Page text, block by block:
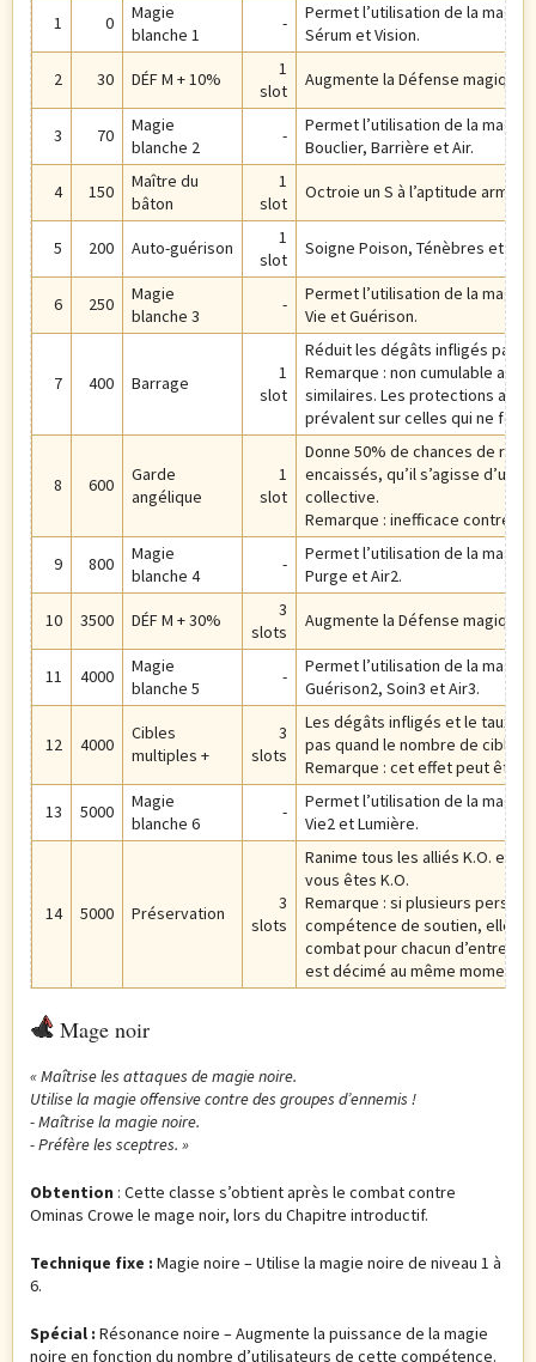
1 0
Magie
blanche 1
-
Permet l’utilisation de la magie
Sérum et Vision.
2 30 DÉF M + 10%
1
slot
Augmente la Défense magique
3 70
Magie
blanche 2
-
Permet l’utilisation de la magie
Bouclier, Barrière et Air.
4 150
Maître du
bâton
1
slot
Octroie un S à l’aptitude arme
5 200 Auto-guérison
1
slot
Soigne Poison, Ténèbres et
6 250
Magie
blanche 3
-
Permet l’utilisation de la magie
Vie et Guérison.
7 400 Barrage
1
slot
Réduit les dégâts infligés par
Remarque : non cumulable
similaires. Les protections
prévalent sur celles qui ne font
8 600
Garde
angélique
1
slot
Donne 50% de chances de
encaissés, qu’il s’agisse
collective.
Remarque : inefficace contre
9 800
Magie
blanche 4
-
Permet l’utilisation de la magie
Purge et Air2.
10 3500 DÉF M + 30%
3
slots
Augmente la Défense magique
11 4000
Magie
blanche 5
-
Permet l’utilisation de la magie
Guérison2, Soin3 et Air3.
12 4000
Cibles
multiples +
3
slots
Les dégâts infligés et le taux
pas quand le nombre de cibles
Remarque : cet effet peut être
13 5000
Magie
blanche 6
-
Permet l’utilisation de la magie
Vie2 et Lumière.
14 5000 Préservation
3
slots
Ranime tous les alliés K.O. et
vous êtes K.O.
Remarque : si plusieurs
compétence de soutien, elle
combat pour chacun d’entre
est décimé au même moment.
Mage noir
« Maîtrise les attaques de magie noire.
Utilise la magie offensive contre des groupes d’ennemis !
- Maîtrise la magie noire.
- Préfère les sceptres. »
Obtention : Cette classe s’obtient après le combat contre
Ominas Crowe le mage noir, lors du Chapitre introductif.
Technique fixe : Magie noire – Utilise la magie noire de niveau 1 à
6.
Spécial : Résonance noire – Augmente la puissance de la magie
noire en fonction du nombre d’utilisateurs de cette compétence.